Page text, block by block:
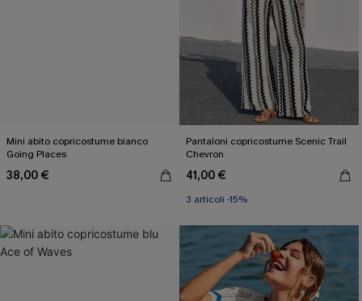
Mini abito copricostume bianco
Going Places
38,00 €
Pantaloni copricostume Scenic Trail
Chevron
41,00 €
3 articoli -15%